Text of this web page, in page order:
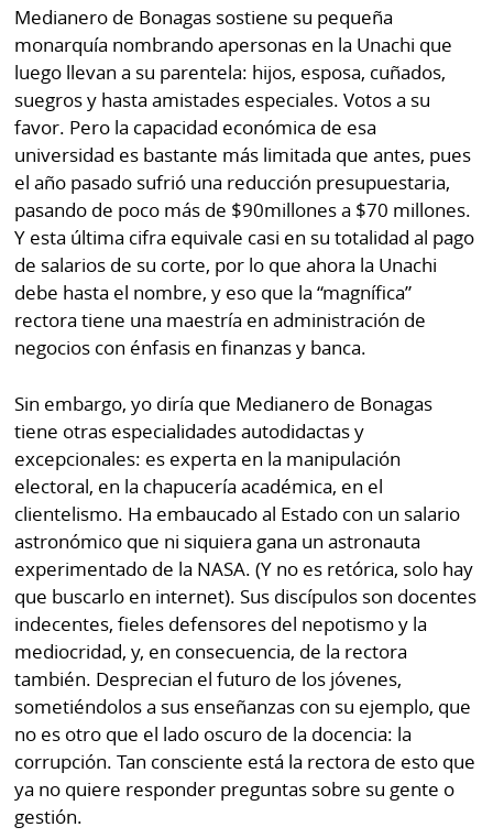
La
Repregunta
Censura
Medianero de Bonagas sostiene su pequeña
monarquía nombrando apersonas en la Unachi que
luego llevan a su parentela: hijos, esposa, cuñados,
suegros y hasta amistades especiales. Votos a su
favor. Pero la capacidad económica de esa
universidad es bastante más limitada que antes, pues
el año pasado sufrió una reducción presupuestaria,
pasando de poco más de $90millones a $70 millones.
Y esta última cifra equivale casi en su totalidad al pago
de salarios de su corte, por lo que ahora la Unachi
debe hasta el nombre, y eso que la “magnífica”
rectora tiene una maestría en administración de
negocios con énfasis en finanzas y banca.
Sin embargo, yo diría que Medianero de Bonagas
tiene otras especialidades autodidactas y
excepcionales: es experta en la manipulación
electoral, en la chapucería académica, en el
clientelismo. Ha embaucado al Estado con un salario
astronómico que ni siquiera gana un astronauta
experimentado de la NASA. (Y no es retórica, solo hay
que buscarlo en internet). Sus discípulos son docentes
indecentes, fieles defensores del nepotismo y la
mediocridad, y, en consecuencia, de la rectora
también. Desprecian el futuro de los jóvenes,
sometiéndolos a sus enseñanzas con su ejemplo, que
no es otro que el lado oscuro de la docencia: la
corrupción. Tan consciente está la rectora de esto que
ya no quiere responder preguntas sobre su gente o
gestión.